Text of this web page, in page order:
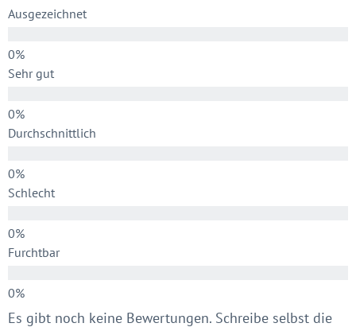
Ausgezeichnet
Sehr gut
Durchschnittlich
Schlecht
Furchtbar
Es gibt noch keine Bewertungen. Schreibe selbst die